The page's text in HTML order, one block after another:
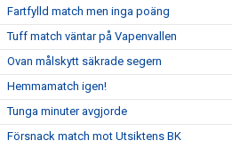
Fartfylld match men inga poäng
Tuff match väntar på Vapenvallen
Ovan målskytt säkrade segern
Hemmamatch igen!
Tunga minuter avgjorde
Försnack match mot Utsiktens BK